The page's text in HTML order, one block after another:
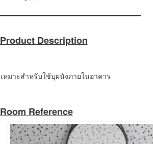
Product Description
เหมาะสำหรับใช้บุผนังภายในอาคาร
Room Reference